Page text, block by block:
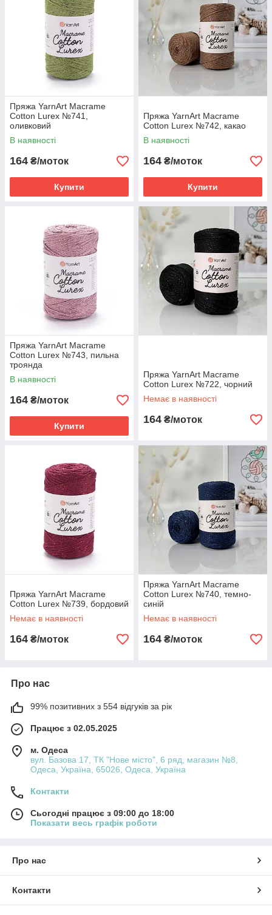
Пряжа YarnArt Macrame
Cotton Lurex №741,
оливковий
В наявності
164 ₴/моток
Купити
Пряжа YarnArt Macrame
Cotton Lurex №742, какао
В наявності
164 ₴/моток
Купити
Пряжа YarnArt Macrame
Cotton Lurex №743, пильна
троянда
В наявності
164 ₴/моток
Купити
Пряжа YarnArt Macrame
Cotton Lurex №722, чорний
Немає в наявності
164 ₴/моток
Пряжа YarnArt Macrame
Cotton Lurex №739, бордовий
Немає в наявності
164 ₴/моток
Пряжа YarnArt Macrame
Cotton Lurex №740, темно-
синій
Немає в наявності
164 ₴/моток
Про нас
99% позитивних з 554 відгуків за рік
Працює з 02.05.2025
м. Одеса
вул. Базова 17, ТК "Нове місто", 6 ряд, магазин №8,
Одеса, Україна, 65026, Одеса, Україна
Контакти
Сьогодні працює з 09:00 до 18:00
Показати весь графік роботи
Про нас
Контакти